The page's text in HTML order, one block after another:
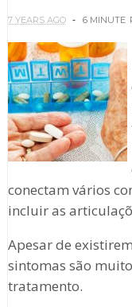
7 YEARS AGO 6 MINUTE
conectam vários
incluir as
Apesar de
sintomas são
tratamento.